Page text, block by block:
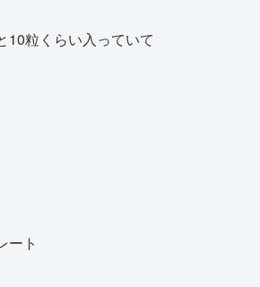
10粒くらい入っていて
ート